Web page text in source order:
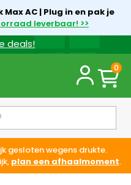
AC | Plug in en pak je
leverbaar! >>
deals!
0
gesloten wegens drukte.
plan een afhaalmoment.